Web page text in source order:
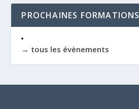
PROCHAINES FORMATIONS
→ tous les évènements